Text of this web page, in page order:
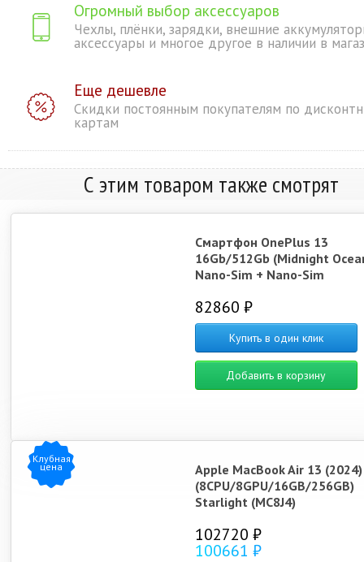
Огромный выбор аксессуаров
Чехлы, плёнки, зарядки, внешние
аксессуары и многое другое в наличии в
Еще дешевле
Скидки постоянным покупателям по
картам
С этим товаром также смотрят
Смартфон OnePlus 13
16Gb/512Gb (Midnight
Nano-Sim + Nano-Sim
82860 ₽
Купить в один клик
Добавить в корзину
Клубная
цена
Apple MacBook Air 13
(8CPU/8GPU/16GB/256GB)
Starlight (MC8J4)
102720 ₽
100661 ₽